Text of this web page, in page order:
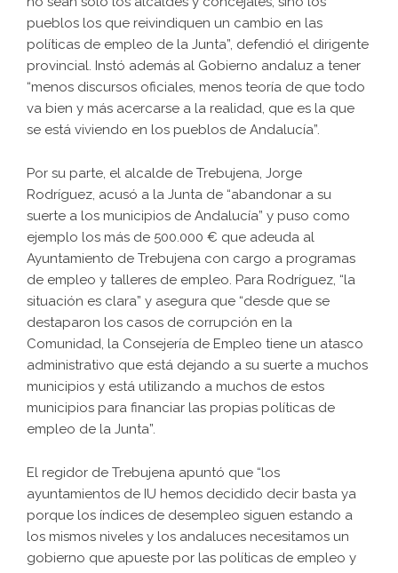
pueblos los que reivindiquen un cambio en las
políticas de empleo de la Junta”, defendió el dirigente
provincial. Instó además al Gobierno andaluz a tener
“menos discursos oficiales, menos teoría de que todo
va bien y más acercarse a la realidad, que es la que
se está viviendo en los pueblos de Andalucía”.
Por su parte, el alcalde de Trebujena, Jorge
Rodríguez, acusó a la Junta de “abandonar a su
suerte a los municipios de Andalucía” y puso como
ejemplo los más de 500.000 € que adeuda al
Ayuntamiento de Trebujena con cargo a programas
de empleo y talleres de empleo. Para Rodríguez, “la
situación es clara” y asegura que “desde que se
destaparon los casos de corrupción en la
Comunidad, la Consejería de Empleo tiene un atasco
administrativo que está dejando a su suerte a muchos
municipios y está utilizando a muchos de estos
municipios para financiar las propias políticas de
empleo de la Junta”.
El regidor de Trebujena apuntó que “los
ayuntamientos de IU hemos decidido decir basta ya
porque los índices de desempleo siguen estando a
los mismos niveles y los andaluces necesitamos un
gobierno que apueste por las políticas de empleo y